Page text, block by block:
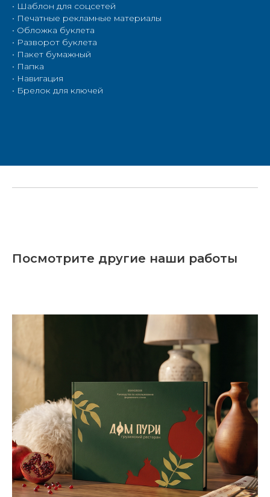
• Шаблон для соцсетей
• Печатные рекламные материалы
• Обложка буклета
• Разворот буклета
• Пакет бумажный
• Папка
• Навигация
• Брелок для ключей
Посмотрите другие наши работы